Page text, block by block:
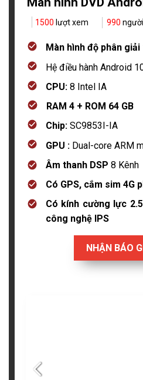
990
1500 lượt xem
NHẬN BÁO
Màn hình độ phân giải
Hệ điều hành Android
CPU:8 Intel IA
RAM 4 + ROM 64 GB
Chip: SC9853I-IA
GPU : Dual-core ARM
Âm thanh DSP 8 Kênh
Có GPS, cắm sim 4G
Có kính cường lực
công nghệ IPS